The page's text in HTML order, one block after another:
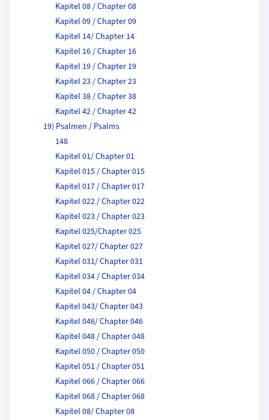
Kapitel 08 / Chapter 08
Kapitel 09 / Chapter 09
Kapitel 14/ Chapter 14
Kapitel 16 / Chapter 16
Kapitel 19 / Chapter 19
Kapitel 23 / Chapter 23
Kapitel 38 / Chapter 38
Kapitel 42 / Chapter 42
19) Psalmen / Psalms
148
Kapitel 01/ Chapter 01
Kapitel 015 / Chapter 015
Kapitel 017 / Chapter 017
Kapitel 022 / Chapter 022
Kapitel 023 / Chapter 023
Kapitel 025/Chapter 025
Kapitel 027/ Chapter 027
Kapitel 031/ Chapter 031
Kapitel 034 / Chapter 034
Kapitel 04 / Chapter 04
Kapitel 043/ Chapter 043
Kapitel 046/ Chapter 046
Kapitel 048 / Chapter 048
Kapitel 050 / Chapter 050
Kapitel 051 / Chapter 051
Kapitel 066 / Chapter 066
Kapitel 068 / Chapter 068
Kapitel 08/ Chapter 08